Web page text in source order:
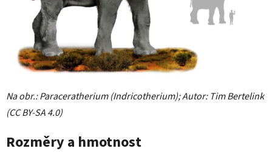
Na obr.: Paraceratherium (Indricotherium); Autor: Tim Bertelink
(CC BY-SA 4.0)
Rozměry a hmotnost